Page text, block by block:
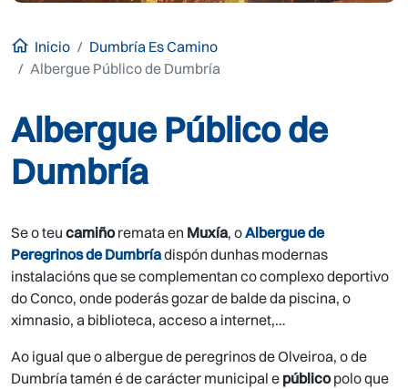
Inicio
Dumbría Es Camino
Albergue Público de Dumbría
Albergue Público de
Dumbría
Se o teu camiñoremata en Muxía, oAlbergue de
Peregrinos de Dumbríadispón dunhas modernas
instalacións que se complementan co complexo deportivo
do Conco, onde poderás gozar de balde da piscina, o
ximnasio, a biblioteca, acceso a internet,…
Ao igual que o albergue de peregrinos de Olveiroa, o de
Dumbría tamén é de carácter municipal e públicopolo que